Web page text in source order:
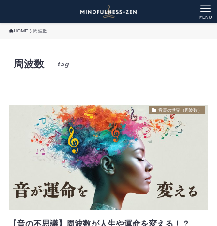
MENU
HOME 周波数
周波数 – tag –
音霊の世界（周波数）
【音の不思議】周波数が人生や運命を変える！？